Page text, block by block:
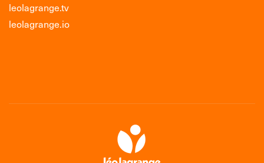
leolagrange.tv
leolagrange.io